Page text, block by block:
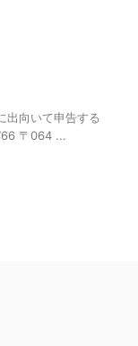
出向いて申告する
〒064 ...